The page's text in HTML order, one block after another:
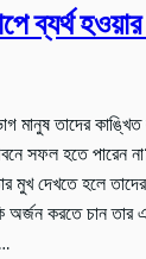
ব্যর্থ
মানুষ তাদের
সফল হতে পারেন
মুখ দেখতে হলে
করতে চান তার